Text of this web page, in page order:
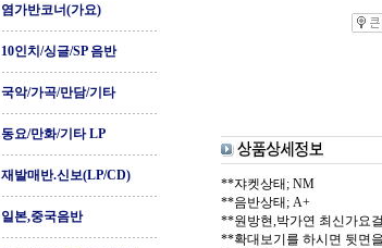
염가반코너(가요)
10인치/싱글/SP 음반
국악/가곡/만담/기타
동요/만화/기타 LP
재발매반.신보(LP/CD)
일본,중국음반
**쟈켓상태; NM
**음반상태; A+
**원방현,박가연 최신가요
**확대보기를 하시면 뒷면